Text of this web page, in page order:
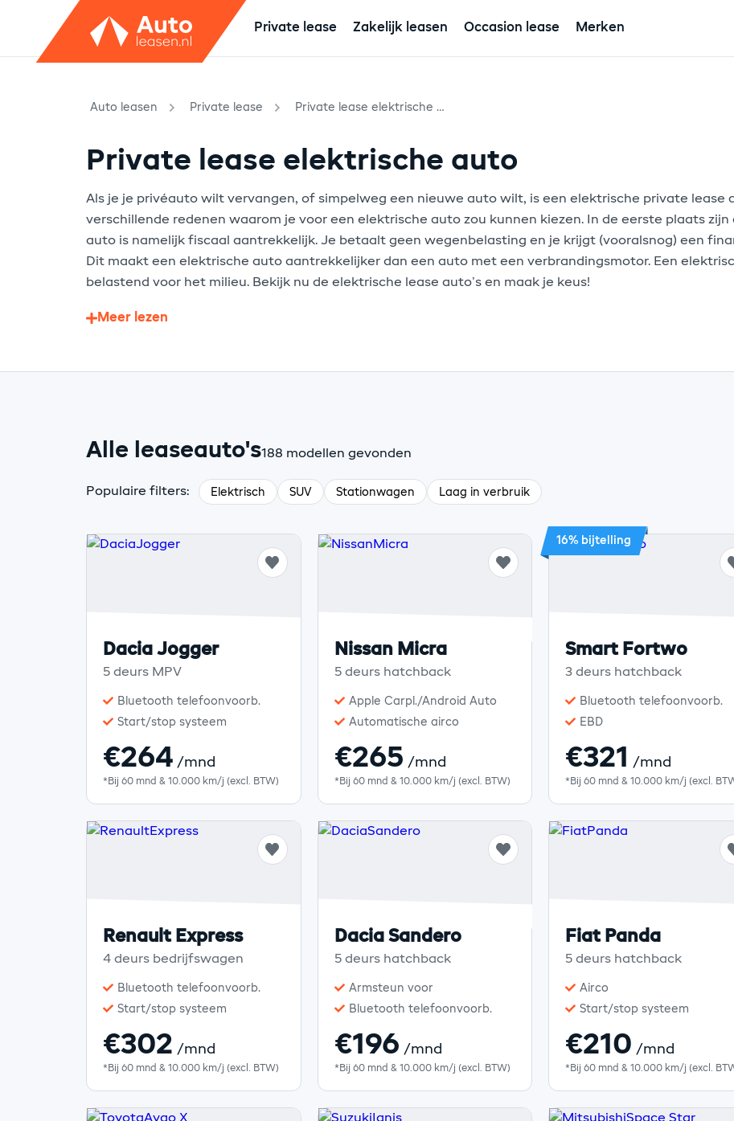
Private lease Zakelijk leasen Occasion lease Merken
Auto leasen Private lease Private lease elektrische auto
Private lease elektrische auto
Als je je privéauto wilt vervangen, of simpelweg een nieuwe auto wilt, is een elektrische private lease
verschillende redenen waarom je voor een elektrische auto zou kunnen kiezen. In de eerste plaats
auto is namelijk fiscaal aantrekkelijk. Je betaalt geen wegenbelasting en je krijgt (vooralsnog) een
Dit maakt een elektrische auto aantrekkelijker dan een auto met een verbrandingsmotor. Een
belastend voor het milieu. Bekijk nu de elektrische lease auto’s en maak je keus!
Meer lezen
Alle leaseauto's188 modellen gevonden
Populaire filters: Elektrisch SUV Stationwagen Laag in verbruik
Dacia Jogger
5 deurs MPV
Bluetooth telefoonvoorb.
Start/stop systeem
€264 /mnd
*Bij 60 mnd & 10.000 km/j (excl. BTW)
Nissan Micra
5 deurs hatchback
Apple Carpl./Android Auto
Automatische airco
€265 /mnd
*Bij 60 mnd & 10.000 km/j (excl. BTW)
16% bijtelling
Smart Fortwo
3 deurs hatchback
Bluetooth telefoonvoorb.
EBD
€321 /mnd
*Bij 60 mnd & 10.000 km/j (excl.
Renault Express
4 deurs bedrijfswagen
Bluetooth telefoonvoorb.
Start/stop systeem
€302 /mnd
*Bij 60 mnd & 10.000 km/j (excl. BTW)
Dacia Sandero
5 deurs hatchback
Armsteun voor
Bluetooth telefoonvoorb.
€196 /mnd
*Bij 60 mnd & 10.000 km/j (excl. BTW)
Fiat Panda
5 deurs hatchback
Airco
Start/stop systeem
€210 /mnd
*Bij 60 mnd & 10.000 km/j (excl.